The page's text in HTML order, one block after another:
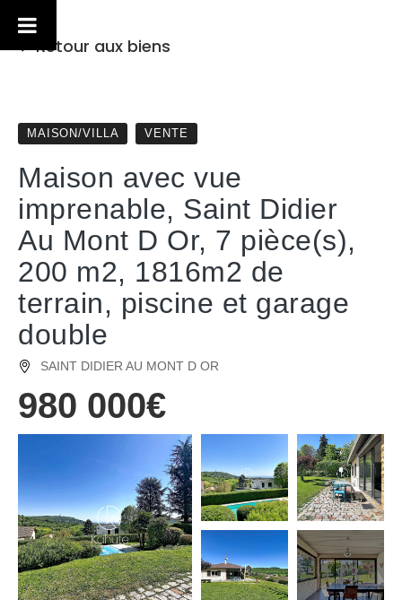
Retour aux biens
MAISON/VILLA VENTE
Maison avec vue
imprenable, Saint Didier
Au Mont D Or, 7 pièce(s),
200 m2, 1816m2 de
terrain, piscine et garage
double
SAINT DIDIER AU MONT D OR
980 000€
+13